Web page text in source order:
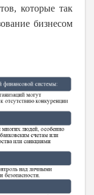
которые так
бизнесом